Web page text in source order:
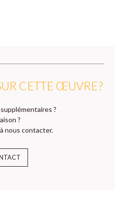
CETTE ŒUVRE ?
?
?
nous contacter.